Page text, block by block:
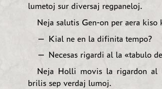
lumetoj sur diversaj regpaneloj.
Neja salutis Gen-on per aera
— Kial ne en la difinita tempo?
— Necesas rigardi al la «tabulo
Neja Holli movis la rigardon al
brilis sep verdaj lumoj.